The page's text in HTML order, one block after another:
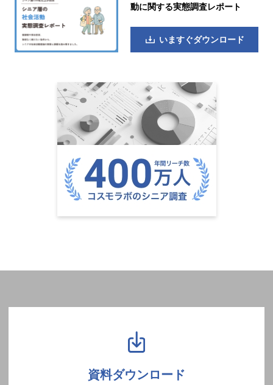
動に関する実態調査レポート
いますぐダウンロード
資料ダウンロード